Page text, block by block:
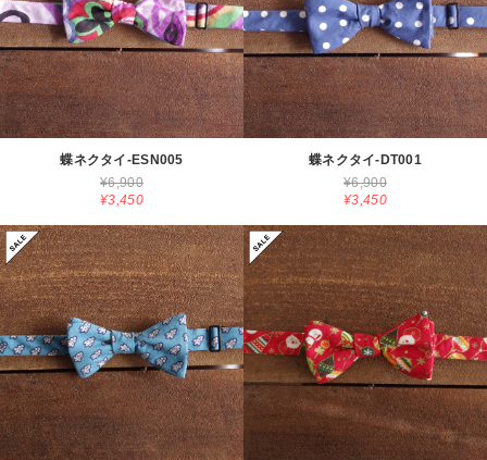
蝶ネクタイ-ESN005
¥6,900
¥3,450
蝶ネクタイ-DT001
¥6,900
¥3,450